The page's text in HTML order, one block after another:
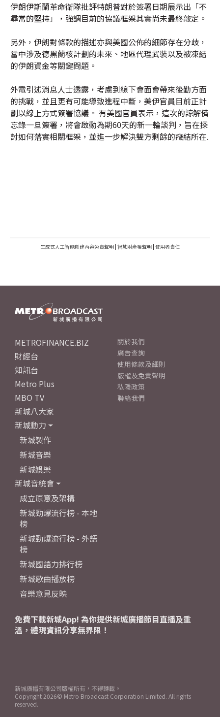
伊朗伊斯蘭革命衛隊批評特朗普對於簽署日期展示出「不
尋常的堅持」，強調目前的協議框架其實尚未最終敲定。
另外，伊朗對條款的描述亦與美國公佈的細節存在分歧，
當中涉及德黑蘭核計劃的未來、地區代理武裝以及被凍結
的伊朗資金等關鍵問題。
外電引述消息人士透露，考慮到線下會面會帶來後勤方面
的挑戰，並且更有可能導致進程中斷，美伊官員目前正計
劃以線上方式簽署協議。 有美國官員表示，這次的諒解備
忘錄一旦簽署，將會啟動為期60天的新一輪談判，旨在探
討如何落實相關框架，並進一步解決雙方剩餘的癥結所在.
生成式人工智能創建內容免責聲明 | 智慧財產權聲明 | 使用者責任
METROFINANCE.BIZ
財經台
知訊台
Metro Plus
MBO TV
新城八大家
新城動力
新城製作
新城音樂
新城娛樂
新城音統會
成立原意及架構
新城勁爆流行榜 - 本地
榜
新城勁爆流行榜 - 外語
榜
新城國語力排行榜
新城歌曲播放榜
音樂意見反映
關於我們
廣告查詢
使用條款及細則
版權及免責聲明
私隱政策
聯絡我們
免費下載新城App! 為你提供新城廣播節目直播及重
溫，體現資訊分享無界限！
新城廣播有限公司版權所有，不得轉載。
Copyright 2026© Metro Broadcast Corporation Limited. All rights
reserved.